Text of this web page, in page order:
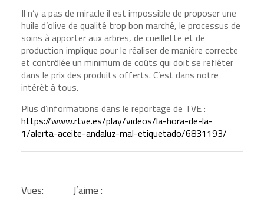
Il n’y a pas de miracle il est impossible de proposer une
huile d’olive de qualité trop bon marché, le processus de
soins à apporter aux arbres, de cueillette et de
production implique pour le réaliser de manière correcte
et contrôlée un minimum de coûts qui doit se refléter
dans le prix des produits offerts. C’est dans notre
intérêt à tous.
Plus d’informations dans le reportage de TVE :
https://www.rtve.es/play/videos/la-hora-de-la-
1/alerta-aceite-andaluz-mal-etiquetado/6831193/
Vues: J’aime :